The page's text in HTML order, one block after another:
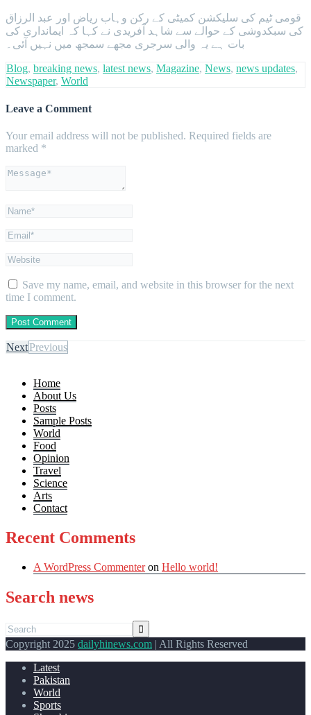
قومی ٹیم کی سلیکشن کمیٹی کے رکن وہاب ریاض اور عبد الرزاق
کی سبکدوشی کے حوالے سے شاہد آفریدی نے کہا کہ ایمانداری کی
بات ہے یہ والی سرجری مجھے سمجھ میں نہیں آئی۔
Blog, breaking news, latest news, Magazine, News, news updates,
Newspaper, World
Leave a Comment
Your email address will not be published. Required fields are
marked *
Save my name, email, and website in this browser for the next
time I comment.
NextPrevious
Home
About Us
Posts
Sample Posts
World
Food
Opinion
Travel
Science
Arts
Contact
Recent Comments
A WordPress Commenteron Hello world!
Search news
Copyright 2025 dailyhinews.com | All Rights Reserved
Latest
Pakistan
World
Sports